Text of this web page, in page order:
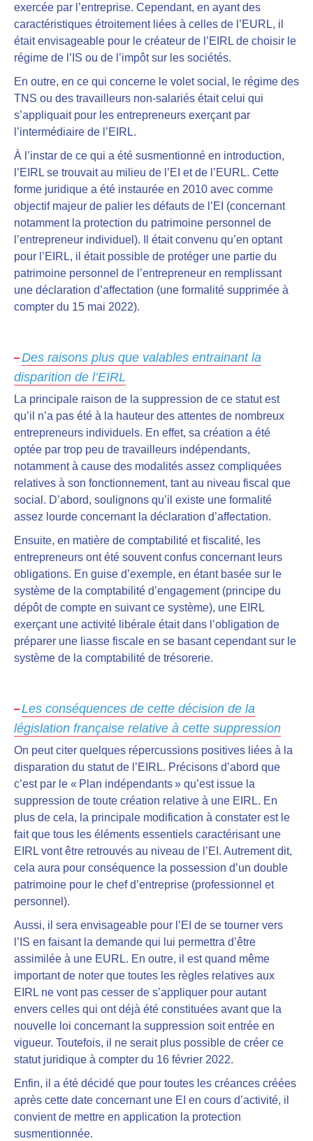
exercée par l’entreprise. Cependant, en ayant des
caractéristiques étroitement liées à celles de l’EURL, il
était envisageable pour le créateur de l’EIRL de choisir le
régime de l’IS ou de l’impôt sur les sociétés.
En outre, en ce qui concerne le volet social, le régime des
TNS ou des travailleurs non-salariés était celui qui
s’appliquait pour les entrepreneurs exerçant par
l’intermédiaire de l’EIRL.
À l’instar de ce qui a été susmentionné en introduction,
l’EIRL se trouvait au milieu de l’EI et de l’EURL. Cette
forme juridique a été instaurée en 2010 avec comme
objectif majeur de palier les défauts de l’EI (concernant
notamment la protection du patrimoine personnel de
l’entrepreneur individuel). Il était convenu qu’en optant
pour l’EIRL, il était possible de protéger une partie du
patrimoine personnel de l’entrepreneur en remplissant
une déclaration d’affectation (une formalité supprimée à
compter du 15 mai 2022).
Des raisons plus que valables entrainant la
disparition de l’EIRL
La principale raison de la suppression de ce statut est
qu’il n’a pas été à la hauteur des attentes de nombreux
entrepreneurs individuels. En effet, sa création a été
optée par trop peu de travailleurs indépendants,
notammentà cause des modalités assez compliquées
relatives à son fonctionnement, tant au niveau fiscal que
social. D’abord, soulignons qu’il existe une formalité
assez lourde concernant la déclaration d’affectation.
Ensuite, en matière de comptabilité et fiscalité, les
entrepreneurs ont été souvent confus concernant leurs
obligations. En guise d’exemple, en étant basée sur le
système de la comptabilité d’engagement (principe du
dépôt de compte en suivant ce système), une EIRL
exerçant une activité libérale était dans l’obligation de
préparer une liasse fiscale en se basant cependant sur le
système de la comptabilité de trésorerie.
Les conséquences de cette décision de la
législation française relative à cette suppression
On peut citer quelques répercussions positives liées à la
disparation du statut de l’EIRL. Précisons d’abord que
c’est par le « Plan indépendants » qu’est issue la
suppression de toute création relative à une EIRL. En
plus de cela, la principale modification à constater est le
fait que tous les éléments essentiels caractérisant une
EIRL vont être retrouvés au niveau de l’EI . Autrement dit,
cela aura pour conséquence la possession d’un double
patrimoine pour le chef d’entreprise (professionnel et
personnel).
Aussi, il sera envisageable pour l’EI de se tourner vers
l’IS en faisant la demande qui lui permettra d’être
assimilée à une EURL. En outre, il est quand même
important de noter que toutes les règles relatives aux
EIRL ne vont pas cesser de s’appliquer pour autant
envers celles qui ont déjà été constituées avant que la
nouvelle loi concernant la suppression soit entrée en
vigueur. Toutefois, il ne serait plus possible de créer ce
statut juridique à compter du 16 février 2022.
Enfin, il a été décidé que pour toutes les créances créées
après cette date concernant une EI en cours d’activité, il
convient de mettre en application la protection
susmentionnée.